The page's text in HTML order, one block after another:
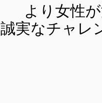
より女性
誠実なチャレ